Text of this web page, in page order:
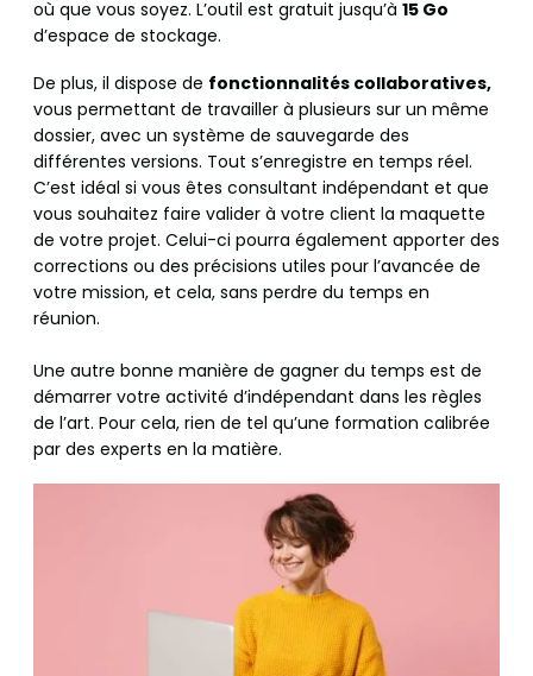
où que vous soyez. L’outil est gratuit jusqu’à 15 Go
d’espace de stockage.
De plus, il dispose de fonctionnalités collaboratives,
vous permettant de travailler à plusieurs sur un même
dossier, avec un système de sauvegarde des
différentes versions. Tout s’enregistre en temps réel.
C’est idéal si vous êtes consultant indépendant et que
vous souhaitez faire valider à votre client la maquette
de votre projet. Celui-ci pourra également apporter des
corrections ou des précisions utiles pour l’avancée de
votre mission, et cela, sans perdre du temps en
réunion.
Une autre bonne manière de gagner du temps est de
démarrer votre activité d’indépendant dans les règles
de l’art. Pour cela, rien de tel qu’une formation calibrée
par des experts en la matière.